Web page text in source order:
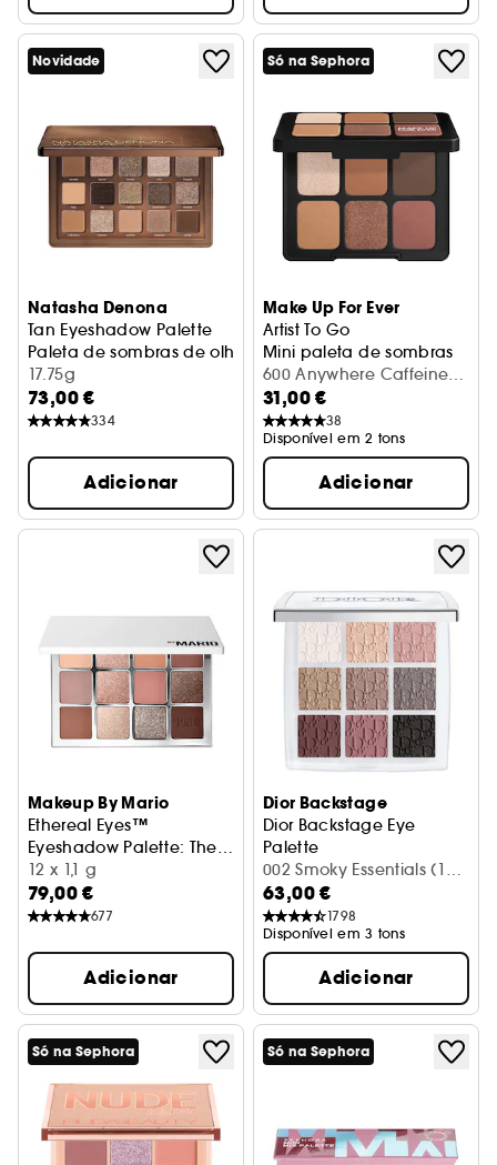
Novidade
Natasha Denona
Tan Eyeshadow Palette
Paleta de sombras de olhos tamanho médio
17.75g
73,00 €
334
Adicionar
Só na Sephora
Make Up For Ever
Artist To Go
Mini paleta de sombras
600 Anywhere Caffeine (6
g)
31,00 €
38
Disponível em 2 tons
Adicionar
Makeup By Mario
Ethereal Eyes™
Eyeshadow Palette: The
Original
Paleta de sombras para os olhos
12 x 1,1 g
79,00 €
677
Adicionar
Dior Backstage
Dior Backstage Eye
Palette
Paleta de 9 sombras de
002 Smoky Essentials (10
g)
63,00 €
1798
Disponível em 3 tons
Adicionar
Só na Sephora Só na Sephora